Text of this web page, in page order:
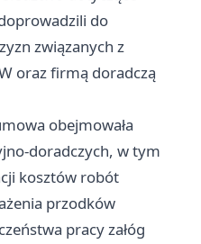
do
związanych z
oraz firmą doradczą
obejmowała
doradczych, w tym
kosztów robót
przodków
pracy załóg